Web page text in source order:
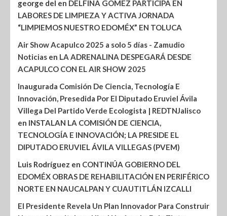
george del en DELFINA GÓMEZ PARTICIPA EN
LABORES DE LIMPIEZA Y ACTIVA JORNADA
“LIMPIEMOS NUESTRO EDOMÉX” EN TOLUCA
Air Show Acapulco 2025 a solo 5 días - Zamudio
Noticias en LA ADRENALINA DESPEGARÁ DESDE
ACAPULCO CON EL AIR SHOW 2025
Inaugurada Comisión De Ciencia, Tecnología E
Innovación, Presedida Por El Diputado Eruviel Ávila
Villega Del Partido Verde Ecologista | REDTNJalisco
en INSTALAN LA COMISIÓN DE CIENCIA,
TECNOLOGÍA E INNOVACIÓN; LA PRESIDE EL
DIPUTADO ERUVIEL ÁVILA VILLEGAS (PVEM)
Luis Rodríguez en CONTINÚA GOBIERNO DEL
EDOMÉX OBRAS DE REHABILITACIÓN EN PERIFÉRICO
NORTE EN NAUCALPAN Y CUAUTITLÁN IZCALLI
El Presidente Revela Un Plan Innovador Para Construir